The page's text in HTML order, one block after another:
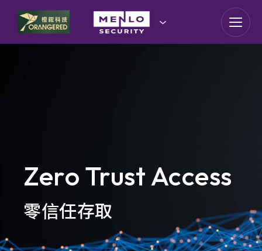
SSH Communications
Security
Zero Trust Access
零信任存取